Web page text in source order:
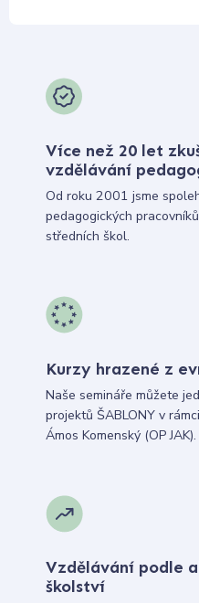
Více než 20 let
vzdělávání
Od roku 2001 jsme
pedagogických
středních škol.
Kurzy hrazené z
Naše semináře můžete
projektů ŠABLONY v
Ámos Komenský (OP JAK).
Vzdělávání podle
školství